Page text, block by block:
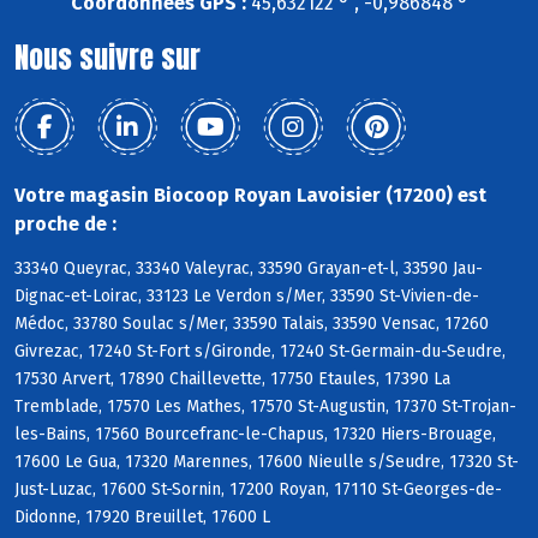
Nous suivre sur
Votre magasin Biocoop Royan Lavoisier (17200) est
proche de :
33340 Queyrac, 33340 Valeyrac, 33590 Grayan-et-l, 33590 Jau-
Dignac-et-Loirac, 33123 Le Verdon s/Mer, 33590 St-Vivien-de-
Médoc, 33780 Soulac s/Mer, 33590 Talais, 33590 Vensac, 17260
Givrezac, 17240 St-Fort s/Gironde, 17240 St-Germain-du-Seudre,
17530 Arvert, 17890 Chaillevette, 17750 Etaules, 17390 La
Tremblade, 17570 Les Mathes, 17570 St-Augustin, 17370 St-Trojan-
les-Bains, 17560 Bourcefranc-le-Chapus, 17320 Hiers-Brouage,
17600 Le Gua, 17320 Marennes, 17600 Nieulle s/Seudre, 17320 St-
Just-Luzac, 17600 St-Sornin, 17200 Royan, 17110 St-Georges-de-
Didonne, 17920 Breuillet, 17600 L